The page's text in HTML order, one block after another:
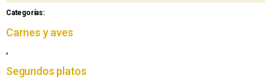
Categorías:
Carnes y aves
,
Segundos platos